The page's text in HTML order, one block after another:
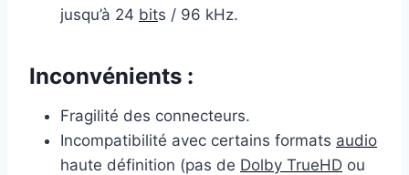
jusqu’à 24 bits / 96 kHz.
Inconvénients :
Fragilité des connecteurs.
Incompatibilité avec certains formats audio
haute définition (pas de Dolby TrueHD ou